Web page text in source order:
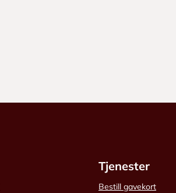
Tjenester
Bestill gavekort